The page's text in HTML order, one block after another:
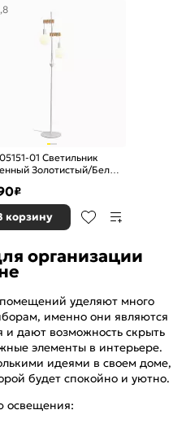
01 Светильник
Золотистый/Белый
₽
корзину
организации
уделяют много
именно они являются
дают возможность скрыть
элементы в интерьере.
идеями в своем доме,
будет спокойно и уютно.
освещения: